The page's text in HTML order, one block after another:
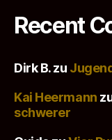
Recent
Dirk B.zu
Kai Heermann
schwerer